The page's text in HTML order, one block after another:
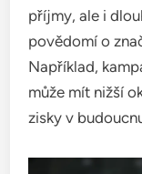
příjmy, ale i
povědomí o
Například,
může mít nižší
zisky v